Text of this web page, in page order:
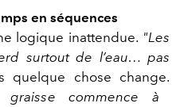
en séquences
logique inattendue. "Les
surtout de l’eau… pas
quelque chose change.
graisse commence à